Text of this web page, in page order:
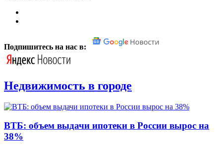
Подпишитесь на нас в:
Недвижимость в городе
ВТБ: объем выдачи ипотеки в России вырос на
38%